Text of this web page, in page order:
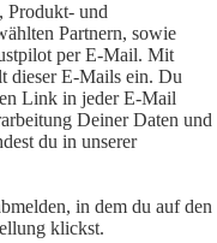
Produkt- und
Partnern, sowie
per E-Mail. Mit
dieser E-Mails ein. Du
Link in jeder E-Mail
Deiner Daten und
du in unserer
in dem du auf den
klickst.